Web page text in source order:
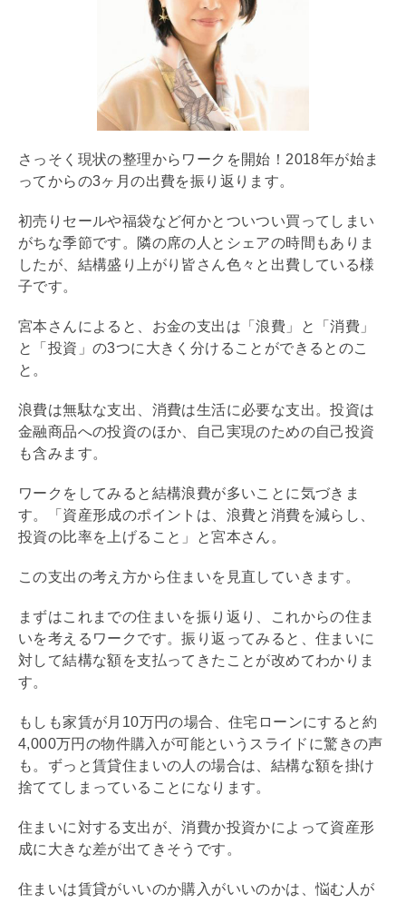
さっそく現状の整理からワークを開始！2018年が始ま
ってからの3ヶ月の出費を振り返ります。
初売りセールや福袋など何かとついつい買ってしまい
がちな季節です。隣の席の人とシェアの時間もありま
したが、結構盛り上がり皆さん色々と出費している様
子です。
宮本さんによると、お金の支出は「浪費」と「消費」
と「投資」の3つに大きく分けることができるとのこ
と。
浪費は無駄な支出、消費は生活に必要な支出。投資は
金融商品への投資のほか、自己実現のための自己投資
も含みます。
ワークをしてみると結構浪費が多いことに気づきま
す。「資産形成のポイントは、浪費と消費を減らし、
投資の比率を上げること」と宮本さん。
この支出の考え方から住まいを見直していきます。
まずはこれまでの住まいを振り返り、これからの住ま
いを考えるワークです。振り返ってみると、住まいに
対して結構な額を支払ってきたことが改めてわかりま
す。
もしも家賃が月10万円の場合、 住宅ローンにすると約
4,000万円の物件購入が可能というスライドに驚きの声
も。ずっと賃貸住まいの人の場合は、結構な額を掛け
捨ててしまっていることになります。
住まいに対する支出が、消費か投資かによって資産形
成に大きな差が出てきそうです。
住まいは賃貸がいいのか購入がいいのかは、悩む人が